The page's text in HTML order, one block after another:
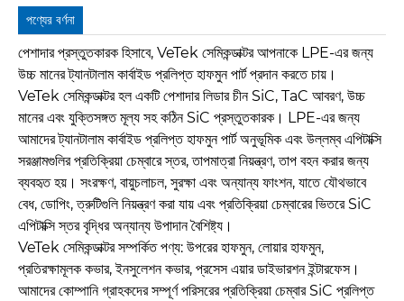
পণ্যের বর্ণনা
পেশাদার প্রস্তুতকারক হিসাবে, VeTek সেমিকন্ডাক্টর আপনাকে LPE-এর জন্য
উচ্চ মানের ট্যানটালাম কার্বাইড প্রলিপ্ত হাফমুন পার্ট প্রদান করতে চায়।
VeTek সেমিকন্ডাক্টর হল একটি পেশাদার লিডার চীন SiC, TaC আবরণ, উচ্চ
মানের এবং যুক্তিসঙ্গত মূল্য সহ কঠিন SiC প্রস্তুতকারক। LPE-এর জন্য
আমাদের ট্যানটালাম কার্বাইড প্রলিপ্ত হাফমুন পার্ট অনুভূমিক এবং উল্লম্ব এপিটাক্সি
সরঞ্জামগুলির প্রতিক্রিয়া চেম্বারে স্তর, তাপমাত্রা নিয়ন্ত্রণ, তাপ বহন করার জন্য
ব্যবহৃত হয়। সংরক্ষণ, বায়ুচলাচল, সুরক্ষা এবং অন্যান্য ফাংশন, যাতে যৌথভাবে
বেধ, ডোপিং, ত্রুটিগুলি নিয়ন্ত্রণ করা যায় এবং প্রতিক্রিয়া চেম্বারের ভিতরে SiC
এপিটাক্সি স্তর বৃদ্ধির অন্যান্য উপাদান বৈশিষ্ট্য।
VeTek সেমিকন্ডাক্টর সম্পর্কিত পণ্য: উপরের হাফমুন, লোয়ার হাফমুন,
প্রতিরক্ষামূলক কভার, ইনসুলেশন কভার, প্রসেস এয়ার ডাইভারশন ইন্টারফেস।
আমাদের কোম্পানি গ্রাহকদের সম্পূর্ণ পরিসরের প্রতিক্রিয়া চেম্বার SiC প্রলিপ্ত